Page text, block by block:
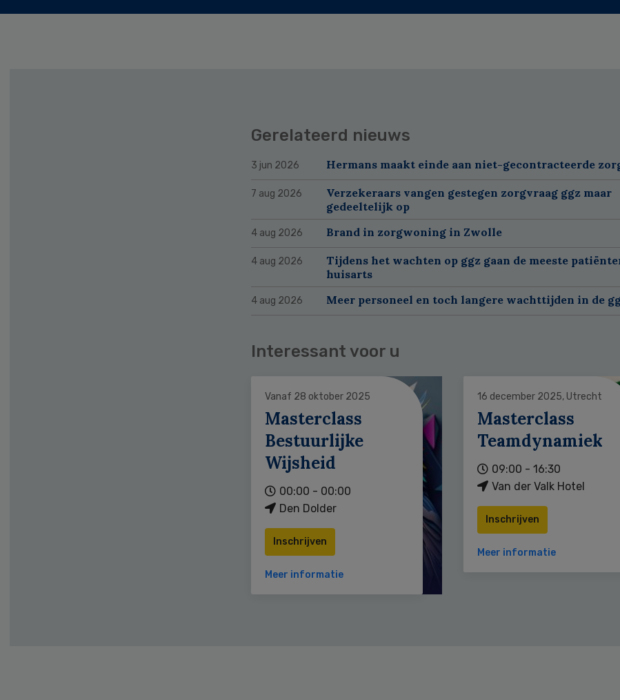
Gerelateerd nieuws
3 jun 2026 Hermans maakt einde aan niet-gecontracteerde
7 aug 2026
Verzekeraars vangen gestegen zorgvraag ggz maar
gedeeltelijk op
4 aug 2026 Brand in zorgwoning in Zwolle
4 aug 2026
Tijdens het wachten op ggz gaan de meeste
huisarts
4 aug 2026 Meer personeel en toch langere wachttijden in de
Interessant voor u
Vanaf 28 oktober 2025
Masterclass
Bestuurlijke
Wijsheid
00:00 - 00:00
Den Dolder
Inschrijven
Meer informatie
16 december 2025, Utrecht
Masterclass
Teamdynamiek
09:00 - 16:30
Van der Valk Hotel
Inschrijven
Meer informatie